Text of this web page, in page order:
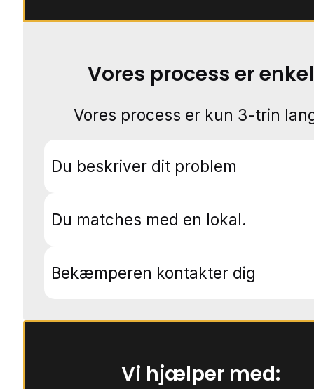
Vores process er enkel
Vores process er kun 3-trin
Du beskriver dit problem
Du matches med en lokal.
Bekæmperen kontakter dig
Vi hjælper med: